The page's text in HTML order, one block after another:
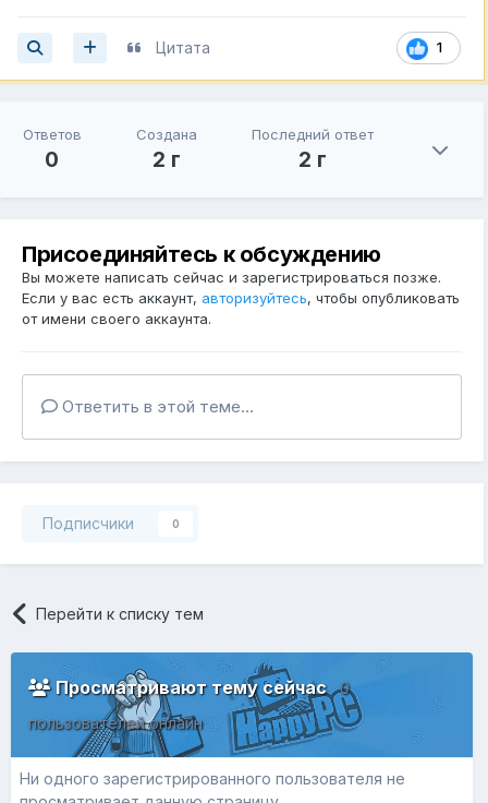
1
Цитата
Ответов
0
Создана
2 г
Последний ответ
2 г
Присоединяйтесь к обсуждению
Вы можете написать сейчас и зарегистрироваться позже.
Если у вас есть аккаунт, авторизуйтесь, чтобы опубликовать
от имени своего аккаунта.
Ответить в этой теме...
Подписчики 0
Перейти к списку тем
Просматривают тему сейчас0
пользователей онлайн
Ни одного зарегистрированного пользователя не